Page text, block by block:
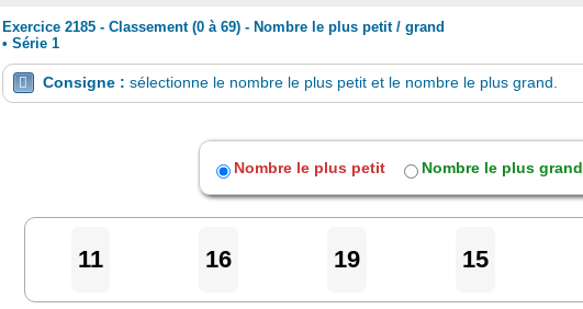
Exercice 2185 - Classement (0 à 69) - Nombre le plus petit / grand
• Série 1
 Consigne : sélectionne le nombre le plus petit et le nombre le plus grand.
Nombre le plus petit Nombre le plus grand
11 16 19 15